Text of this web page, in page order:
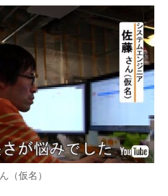
（仮名）